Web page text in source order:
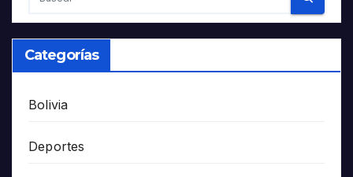
Categorías
Bolivia
Deportes